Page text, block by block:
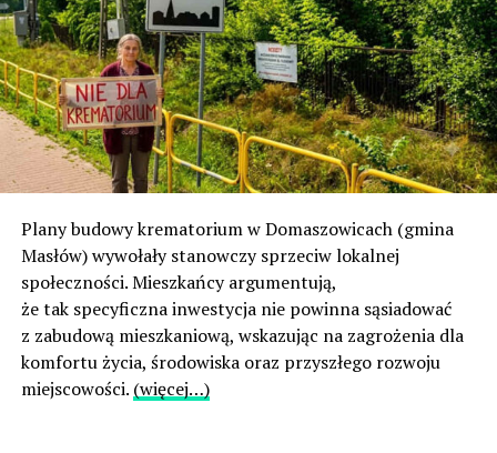
Plany budowy krematorium w Domaszowicach (gmina
Masłów) wywołały stanowczy sprzeciw lokalnej
społeczności. Mieszkańcy argumentują,
że tak specyficzna inwestycja nie powinna sąsiadować
z zabudową mieszkaniową, wskazując na zagrożenia dla
komfortu życia, środowiska oraz przyszłego rozwoju
miejscowości. (więcej…)